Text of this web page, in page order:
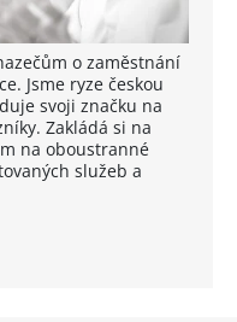
o zaměstnání
Jsme ryze českou
svoji značku na
Zakládá si na
na oboustranné
služeb a